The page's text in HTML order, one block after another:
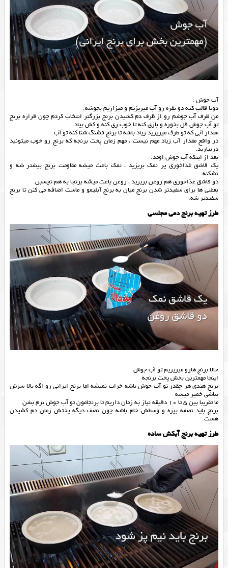
آب جوش :
دوتا قالب کته دو نفره رو آب میریزیم و میزاریم بجوشه.
من ظرف آب جوشم رو از ظرف دم کشیدن برنج بزرگتر انتخاب کردم چون قراره برنج
تو آب جوش قل بخوره و بازی کنه تا خوب ری کنه و کش بیاد.
مقدار آبی که تو ظرف میریزید زیاد باشه تا برنج قشنگ شنا کنه تو آب
در واقع مقدار آب زیاد مهم نیست ، مهم زمان پخت برنجه که برنج رو خوب میتونید
دربیارید.
بعد از اینکه آب جوش اومد.
یک قاشق غذاخوری پر نمک بریزید ، نمک باعث میشه مقاومت برنج بیشتر شه و
نشکنه.
دو قاشق غذاخوری هم روغن بریزید ، روغن باعث میشه برنجا به هم نچسبن.
بعضی ها برای سفیدتر شدن برنج میان به برنج آبلیمو و ماست اضافه می کنن تا برنج
سفیدتر شه.
طرز تهیه برنج دمی مجلسی
حالا برنج هارو میریزیم تو آب جوش
اینجا مهمترین بخش پخت برنجه
برنج هندی هر چقدر تو آب جوش باشه خراب نمیشه اما برنج ایرانی رو اگه بالا سرش
نباشی خمیر میشه
ما تقریبا بین 5 تا 10 دقیقه نیاز به زمان داریم تا برنجامون تو آب جوش نرم بشن
برنج باید نصفه بپزه و وسطش خام باشه چون نصف دیگه پختش زمان دم کشیدن
هست.
طرز تهیه برنج آبکش ساده